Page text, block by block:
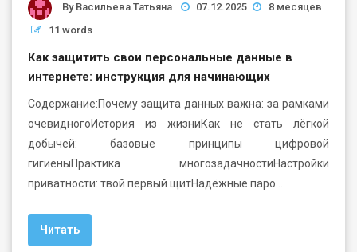
By Васильева Татьяна 07.12.2025
8 месяцев
11 words
Как защитить свои персональные данные в
интернете: инструкция для начинающих
Содержание:Почему защита данных важна: за рамками
очевидногоИстория из жизниКак не стать лёгкой
добычей: базовые принципы цифровой
гигиеныПрактика многозадачностиНастройки
приватности: твой первый щитНадёжные паро…
Читать